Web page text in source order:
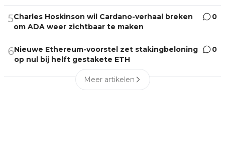
5Charles Hoskinson wil Cardano-verhaal breken
om ADA weer zichtbaar te maken
0
6Nieuwe Ethereum-voorstel zet stakingbeloning
op nul bij helft gestakete ETH
0
Meer artikelen